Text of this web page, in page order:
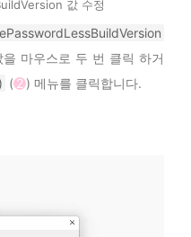
값 수정
마우스로 두 번 클릭 하거
( 2 ) 메뉴를 클릭합니다.